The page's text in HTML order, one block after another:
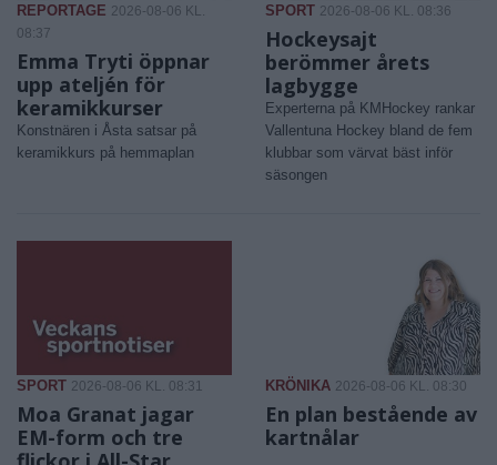
REPORTAGE 2026-08-06 KL.
08:37
Emma Tryti öppnar
upp ateljén för
keramikkurser
Konstnären i Åsta satsar på
keramikkurs på hemmaplan
SPORT 2026-08-06 KL. 08:36
Hockeysajt
berömmer årets
lagbygge
Experterna på KMHockey rankar
Vallentuna Hockey bland de fem
klubbar som värvat bäst inför
säsongen
SPORT 2026-08-06 KL. 08:31
Moa Granat jagar
EM-form och tre
KRÖNIKA 2026-08-06 KL. 08:30
En plan bestående av
kartnålar